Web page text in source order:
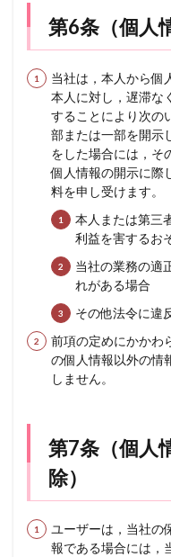
第6条（個人
当社は，本人から個
本人に対し，遅滞な
することにより次の
部または一部を開示
をした場合には，そ
個人情報の開示に際
料を申し受けます。
本人または第三
利益を害するお
当社の業務の適
れがある場合
その他法令に違
前項の定めにかかわ
の個人情報以外の情
しません。
第7条（個人
除）
ユーザーは，当社の
報である場合には，